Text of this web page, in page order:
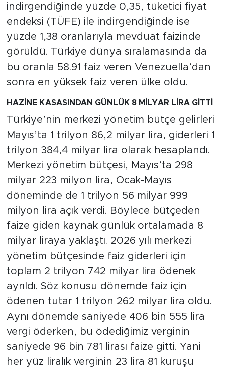
indirgendiğinde yüzde 0,35, tüketici fiyat
endeksi (TÜFE) ile indirgendiğinde ise
yüzde 1,38 oranlarıyla mevduat faizinde
görüldü. Türkiye dünya sıralamasında da
bu oranla 58.91 faiz veren Venezuella’dan
sonra en yüksek faiz veren ülke oldu.
HAZİNE KASASINDAN GÜNLÜK 8 MİLYAR LİRA GİTTİ
Türkiye’nin merkezi yönetim bütçe gelirleri
Mayıs’ta 1 trilyon 86,2 milyar lira, giderleri 1
trilyon 384,4 milyar lira olarak hesaplandı.
Merkezi yönetim bütçesi, Mayıs’ta 298
milyar 223 milyon lira, Ocak-Mayıs
döneminde de 1 trilyon 56 milyar 999
milyon lira açık verdi. Böylece bütçeden
faize giden kaynak günlük ortalamada 8
milyar liraya yaklaştı. 2026 yılı merkezi
yönetim bütçesinde faiz giderleri için
toplam 2 trilyon 742 milyar lira ödenek
ayrıldı. Söz konusu dönemde faiz için
ödenen tutar 1 trilyon 262 milyar lira oldu.
Aynı dönemde saniyede 406 bin 555 lira
vergi öderken, bu ödediğimiz verginin
saniyede 96 bin 781 lirası faize gitti. Yani
her yüz liralık verginin 23 lira 81 kuruşu